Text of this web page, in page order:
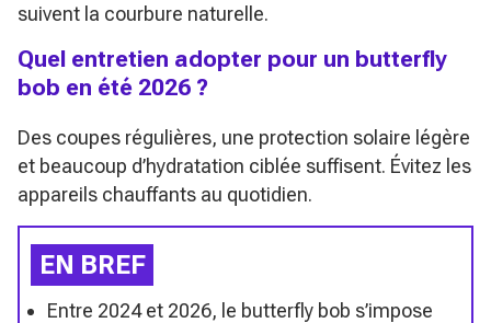
suivent la courbure naturelle.
Quel entretien adopter pour un butterfly
bob en été 2026 ?
Des coupes régulières, une protection solaire légère
et beaucoup d’hydratation ciblée suffisent. Évitez les
appareils chauffants au quotidien.
EN BREF
Entre 2024 et 2026, le butterfly bob s’impose